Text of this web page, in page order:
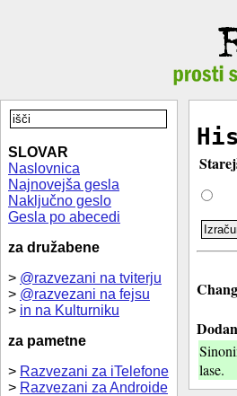
SLOVAR
Naslovnica
Najnovejša gesla
Naključno geslo
Gesla po abecedi
za družabene
> @razvezani na tviterju
> @razvezani na fejsu
> in na Kulturniku
za pametne
> Razvezani za iTelefone
> Razvezani za Androide
lase.